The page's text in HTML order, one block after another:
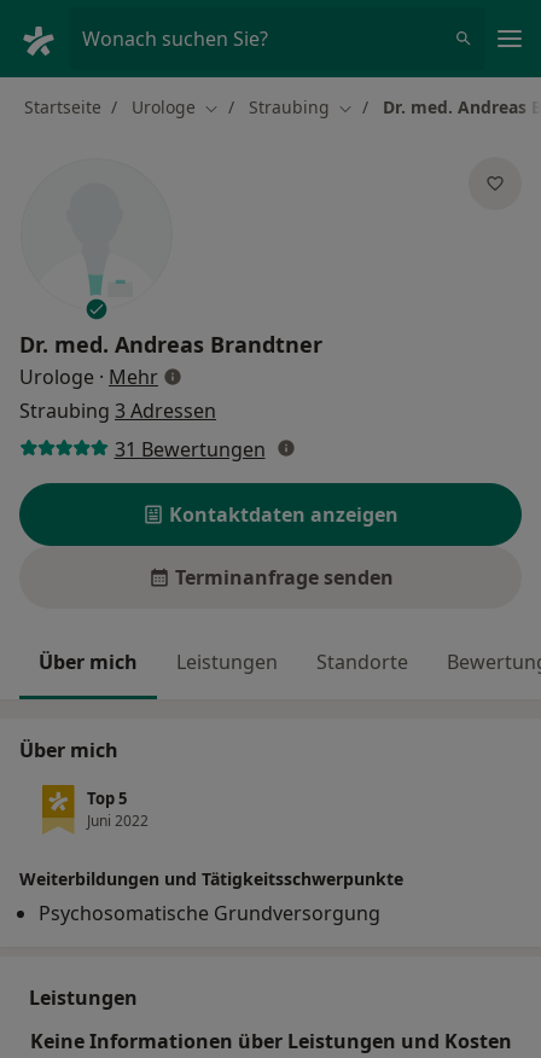
Wonach suchen Sie?
Startseite Urologe Stadt ändern
Straubing Stadt ändern
Dr. med. Andreas
Dr. med. Andreas Brandtner
Urologe · Mehrüber Spezialisierungen
Straubing 3 Adressen
31 Bewertungen
Kontaktdaten anzeigen
Terminanfrage senden
Über mich Leistungen Standorte
Über mich
Top 5
Juni 2022
Weiterbildungen und Tätigkeitsschwerpunkte
Psychosomatische Grundversorgung
Leistungen
Keine Informationen über Leistungen und Kosten